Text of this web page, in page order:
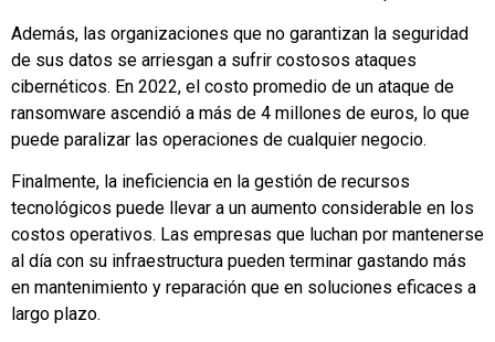
Además, las organizaciones que no garantizan la seguridad
de sus datos se arriesgan a sufrir costosos ataques
cibernéticos. En 2022, el costo promedio de un ataque de
ransomware ascendió a más de 4 millones de euros, lo que
puede paralizar las operaciones de cualquier negocio.
Finalmente, la ineficiencia en la gestión de recursos
tecnológicos puede llevar a un aumento considerable en los
costos operativos. Las empresas que luchan por mantenerse
al día con su infraestructura pueden terminar gastando más
en mantenimiento y reparación que en soluciones eficaces a
largo plazo.